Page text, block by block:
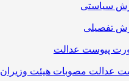
سیاستی
تفصیلی
پیوست عدالت
عدالت مصوبات هیئت وزیران